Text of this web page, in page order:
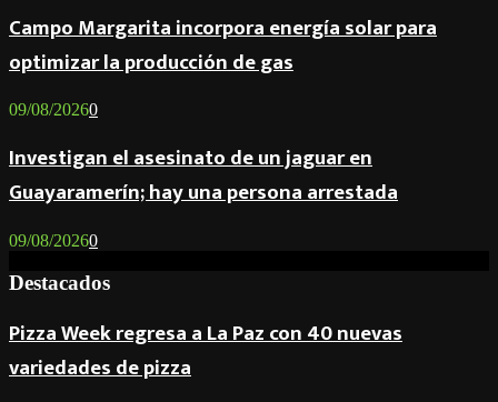
Campo Margarita incorpora energía solar para
optimizar la producción de gas
09/08/20260
Investigan el asesinato de un jaguar en
Guayaramerín; hay una persona arrestada
09/08/20260
Destacados
Pizza Week regresa a La Paz con 40 nuevas
variedades de pizza